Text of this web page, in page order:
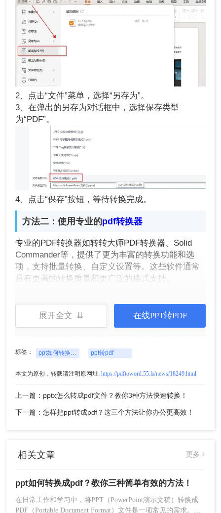
2、点击“文件”菜单，选择“另存为”。
3、在弹出的另存为对话框中，选择保存类型
为“PDF”。
4、点击“保存”按钮，等待转换完成。
方法二：使用专业的pdf转换器
专业的PDF转换器如转转大师PDF转换器、Solid
Commander等，提供了更为丰富的转换功能和选
项，支持批量转换、自定义设置等。这些软件通常
具有更高的转换质量和更广泛的格式支持。
设置；转换质量高，能够较好地保留原文件格
式和布局。
操作步骤：
1、下载客户端(https://pdftoword.55.la/)
展开全文 ⇊ 在线PPT转PDF
标签： ppt如何转换成pdf ppt转pdf
本文为原创，转载请注明原网址: https://pdftoword.55.la/news/18249.html
上一篇：pptx怎么转成pdf文件？教你3种方法快速转换！
下一篇：怎样把ppt转成pdf？这三个方法让你办公更高效！
相关文章 更多 >
ppt如何转换成pdf？教你三种简单有效的方法！
在日常工作和学习中，将PPT（PowerPoint演示文稿）转换成
PDF（Portable Document Format）文件是一项常见的需求。